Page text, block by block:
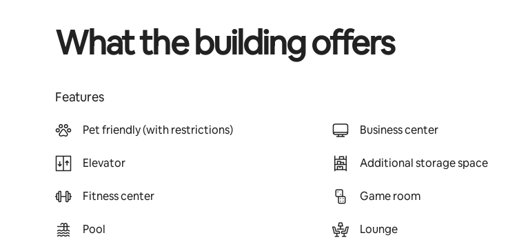
What the building offers
Features
Pet friendly (with restrictions)
Elevator
Fitness center
Pool
Business center
Additional storage space
Game room
Lounge